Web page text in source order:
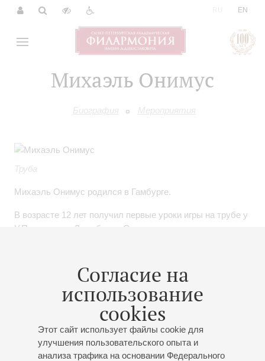
EN
Михаэль Онимус
Биография Мероприятия
Согласие на
использование
cookies
Этот сайт использует файлы cookie для
улучшения пользовательского опыта и
анализа трафика на основании Федерального
Труба
Михаэль Онимус родился в Гамбурге.
В возрасте 12 лет получил первые уроки игры на трубе у
У.Петерсена в Люнебурге. Окончил с отличием
П.Калензе. Принимал участие в мастер-классах
Б.Нилсона (Швеция), Э.Х.Тарра (Базель) и П.Тибо
В 1983 году получил первую премию на Международном
конкурсе духовых инструментов в Гданьске.
Во время учебы играл в различных оркестрах Гамбурга,